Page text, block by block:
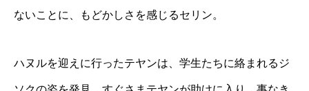
ないことに、もどかしさを感じるセリン。
ハヌルを迎えに行ったテヤンは、学生たちに絡まれるジ